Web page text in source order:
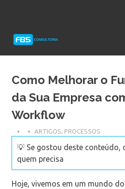
Protheus
Como Melhorar o
da Sua Empresa
Workflow
ARTIGOS, PROCESSOS
💡 Se gostou deste conteúdo,
quem precisa
Hoje, vivemos em um mundo